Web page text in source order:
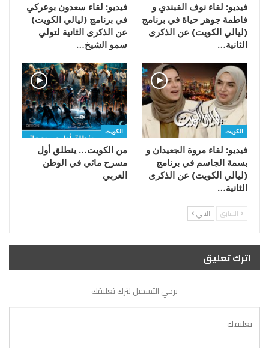
فيديو: لقاء نوف القبندي و
فاطمة جوهر حياة في برنامج
(ليالي الكويت) عن الذكرى
الثانية…
فيديو: لقاء سعدون بوعركي
في برنامج (ليالي الكويت)
عن الذكرى الثانية لتولي
سمو الشيخ…
الكويت
فيديو: لقاء مروة الجعيدان و
بسمة الجاسم في برنامج
(ليالي الكويت) عن الذكرى
الثانية…
الكويت
من الكويت… ينطلق أول
مسرح مائي في الوطن
العربي
السابق التالي
اترك تعليق
يرجي التسجيل لترك تعليقك